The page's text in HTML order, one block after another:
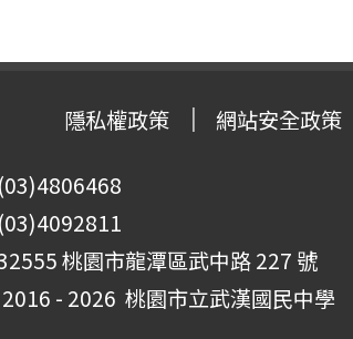
隱私權政策 網站安全政策
桃園市龍潭區武中路 227 號
- 2026 桃園市立武漢國民中學